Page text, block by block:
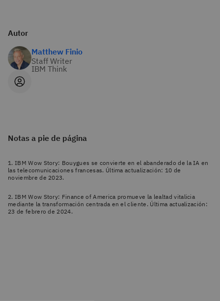
Autor
Matthew Finio
Staff Writer
IBM Think
Notas a pie de página
1. IBM Wow Story: Bouygues se convierte en el abanderado de la IA en
las telecomunicaciones francesas. Última actualización: 10 de
noviembre de 2023.
2. IBM Wow Story: Finance of America promueve la lealtad vitalicia
mediante la transformación centrada en el cliente. Última actualización:
23 de febrero de 2024.